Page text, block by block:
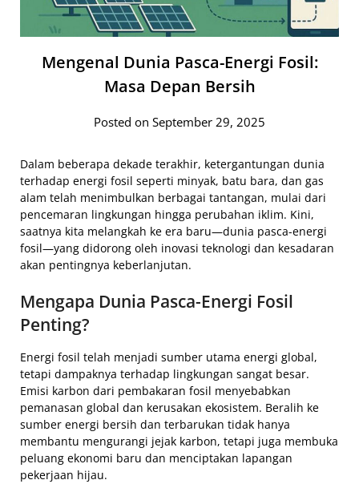
Mengenal Dunia Pasca-Energi Fosil:
Masa Depan Bersih
Posted on September 29, 2025
Dalam beberapa dekade terakhir, ketergantungan dunia
terhadap energi fosil seperti minyak, batu bara, dan gas
alam telah menimbulkan berbagai tantangan, mulai dari
pencemaran lingkungan hingga perubahan iklim. Kini,
saatnya kita melangkah ke era baru—dunia pasca-energi
fosil—yang didorong oleh inovasi teknologi dan kesadaran
akan pentingnya keberlanjutan.
Mengapa Dunia Pasca-Energi Fosil
Penting?
Energi fosil telah menjadi sumber utama energi global,
tetapi dampaknya terhadap lingkungan sangat besar.
Emisi karbon dari pembakaran fosil menyebabkan
pemanasan global dan kerusakan ekosistem. Beralih ke
sumber energi bersih dan terbarukan tidak hanya
membantu mengurangi jejak karbon, tetapi juga membuka
peluang ekonomi baru dan menciptakan lapangan
pekerjaan hijau.